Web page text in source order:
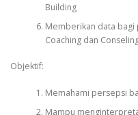
Building
Memberikan data bagi
Coaching dan
Objektif:
Memahami persepsi
Mampu